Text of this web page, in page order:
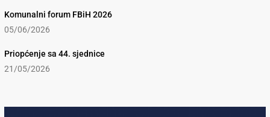
Komunalni forum FBiH 2026
05/06/2026
Priopćenje sa 44. sjednice
21/05/2026